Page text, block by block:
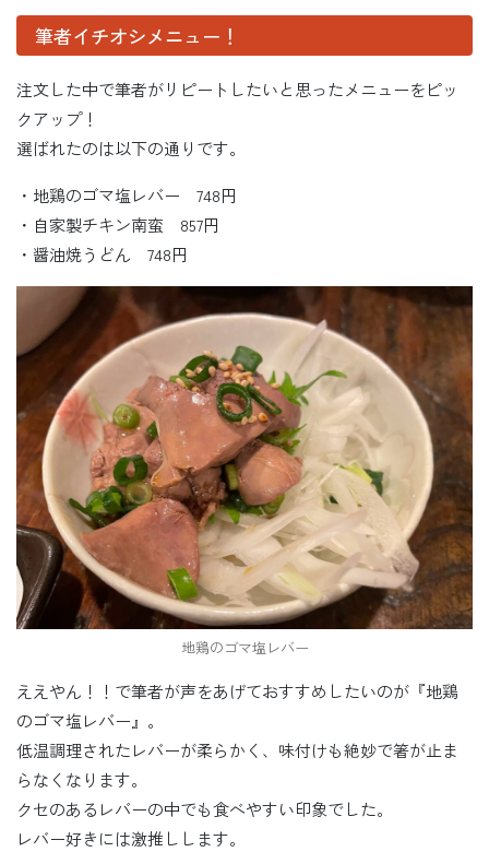
筆者イチオシメニュー！
注文した中で筆者がリピートしたいと思ったメニューをピッ
クアップ！
選ばれたのは以下の通りです。
・地鶏のゴマ塩レバー 748円
・自家製チキン南蛮 857円
・醤油焼うどん 748円
地鶏のゴマ塩レバー
ええやん！！で筆者が声をあげておすすめしたいのが『地鶏
のゴマ塩レバー』。
低温調理されたレバーが柔らかく、味付けも絶妙で箸が止ま
らなくなります。
クセのあるレバーの中でも食べやすい印象でした。
レバー好きには激推しします。